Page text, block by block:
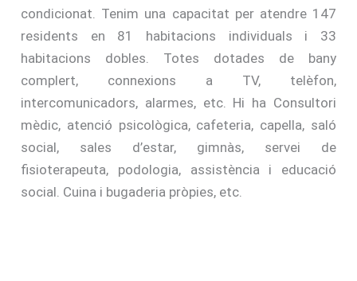
condicionat. Tenim una capacitat per atendre 147
residents en 81 habitacions individuals i 33
habitacions dobles. Totes dotades de bany
complert, connexions a TV, telèfon,
intercomunicadors, alarmes, etc. Hi ha Consultori
mèdic, atenció psicològica, cafeteria, capella, saló
social, sales d’estar, gimnàs, servei de
fisioterapeuta, podologia, assistència i educació
social. Cuina i bugaderia pròpies, etc.